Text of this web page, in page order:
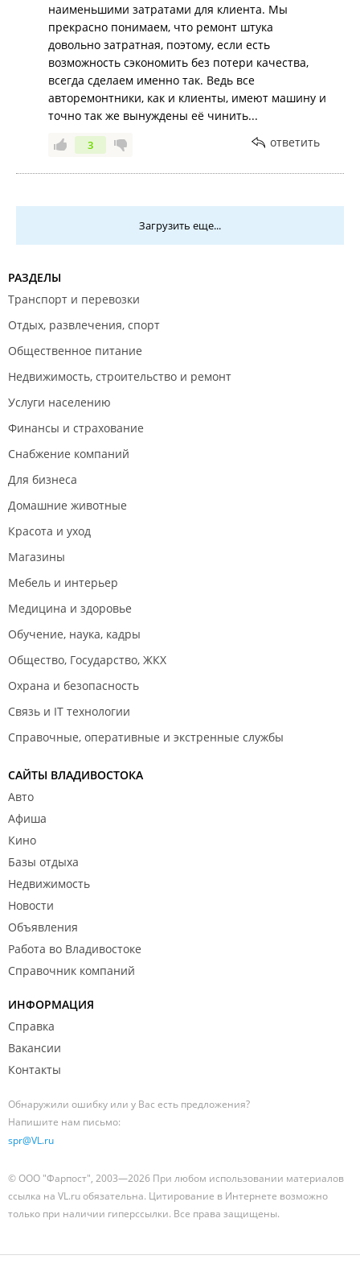
наименьшими затратами для клиента. Мы
прекрасно понимаем, что ремонт штука
довольно затратная, поэтому, если есть
возможность сэкономить без потери качества,
всегда сделаем именно так. Ведь все
авторемонтники, как и клиенты, имеют машину и
точно так же вынуждены её чинить...
3 ответить
Загрузить еще...
РАЗДЕЛЫ
Транспорт и перевозки
Отдых, развлечения, спорт
Общественное питание
Недвижимость, строительство и ремонт
Услуги населению
Финансы и страхование
Снабжение компаний
Для бизнеса
Домашние животные
Красота и уход
Магазины
Мебель и интерьер
Медицина и здоровье
Обучение, наука, кадры
Общество, Государство, ЖКХ
Охрана и безопасность
Связь и IT технологии
Справочные, оперативные и экстренные службы
САЙТЫ ВЛАДИВОСТОКА
Авто
Афиша
Кино
Базы отдыха
Недвижимость
Новости
Объявления
Работа во Владивостоке
Справочник компаний
ИНФОРМАЦИЯ
Справка
Вакансии
Контакты
Обнаружили ошибку или у Вас есть предложения?
Напишите нам письмо:
spr@VL.ru
© ООО "Фарпост", 2003—2026 При любом использовании материалов
ссылка на VL.ru обязательна. Цитирование в Интернете возможно
только при наличии гиперссылки. Все права защищены.